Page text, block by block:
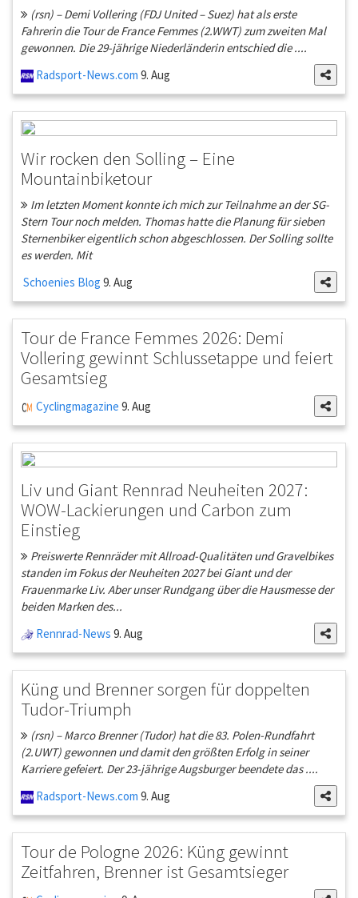
(rsn) – Demi Vollering (FDJ United – Suez) hat als erste
Fahrerin die Tour de France Femmes (2.WWT) zum zweiten Mal
gewonnen. Die 29-jährige Niederländerin entschied die ....
Radsport-News.com 9. Aug
Wir rocken den Solling – Eine
Mountainbiketour
Im letzten Moment konnte ich mich zur Teilnahme an der SG-
Stern Tour noch melden. Thomas hatte die Planung für sieben
Sternenbiker eigentlich schon abgeschlossen. Der Solling sollte
es werden. Mit
Schoenies Blog 9. Aug
Tour de France Femmes 2026: Demi
Vollering gewinnt Schlussetappe und feiert
Gesamtsieg
Cyclingmagazine 9. Aug
Liv und Giant Rennrad Neuheiten 2027:
WOW-Lackierungen und Carbon zum
Einstieg
Preiswerte Rennräder mit Allroad-Qualitäten und Gravelbikes
standen im Fokus der Neuheiten 2027 bei Giant und der
Frauenmarke Liv. Aber unser Rundgang über die Hausmesse der
beiden Marken des...
Rennrad-News 9. Aug
Küng und Brenner sorgen für doppelten
Tudor-Triumph
(rsn) – Marco Brenner (Tudor) hat die 83. Polen-Rundfahrt
(2.UWT) gewonnen und damit den größten Erfolg in seiner
Karriere gefeiert. Der 23-jährige Augsburger beendete das ....
Radsport-News.com 9. Aug
Tour de Pologne 2026: Küng gewinnt
Zeitfahren, Brenner ist Gesamtsieger